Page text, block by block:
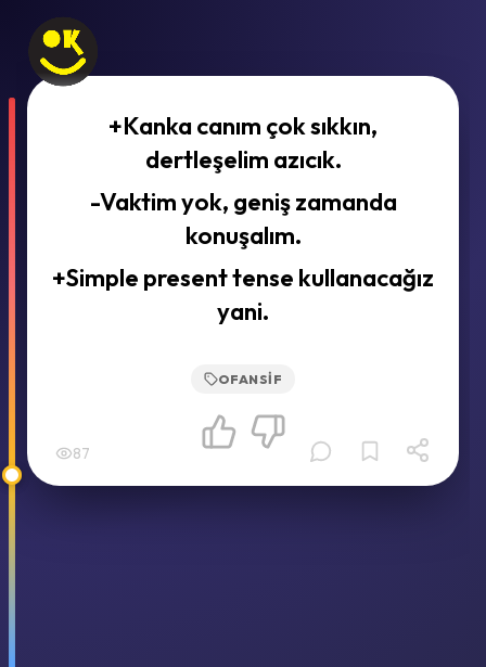
+Kanka canım çok sıkkın,
dertleşelim azıcık.
-Vaktim yok, geniş zamanda
konuşalım.
+Simple present tense kullanacağız
yani.
OFANSIF
87